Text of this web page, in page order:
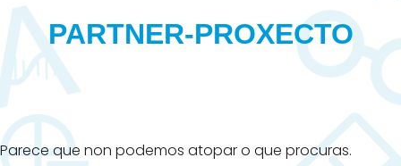
PARTNER-PROXECTO
Parece que non podemos atopar o que procuras.